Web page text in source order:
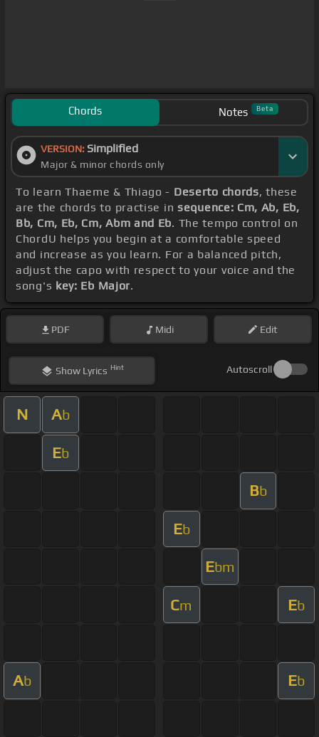
Chords Notes Beta
VERSION: Simplified
Major & minor chords only
To learn Thaeme & Thiago - Deserto chords, these
are the chords to practise in sequence: Cm, Ab, Eb,
Bb, Cm, Eb, Cm, Abm and Eb. The tempo control on
ChordU helps you begin at a comfortable speed
and increase as you learn. For a balanced pitch,
adjust the capo with respect to your voice and the
song's key: Eb Major.
PDF Midi Edit
ShowLyrics Hint Autoscroll
N Ab
Eb
Bb
Eb
Ebm
Cm Eb
Ab Eb